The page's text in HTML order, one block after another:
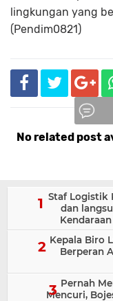
lingkungan yang
(Pendim0821)
No related post
Staf Logistik
dan
Kepala Biro
Berperan
Pernah
Mencuri,